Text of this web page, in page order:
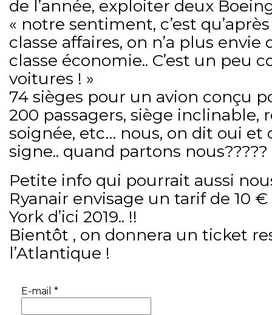
de l’année, exploiter deux
« notre sentiment, c’est
classe affaires, on n’a plus envie
classe économie.. C’est un peu
voitures ! »
74 sièges pour un avion conçu
200 passagers, siège inclinable,
soignée, etc… nous, on dit oui et
signe.. quand partons nous?????
Petite info qui pourrait aussi
Ryanair envisage un tarif de 10
York d’ici 2019.. !!
Bientôt , on donnera un ticket
l’Atlantique !
E-mail *